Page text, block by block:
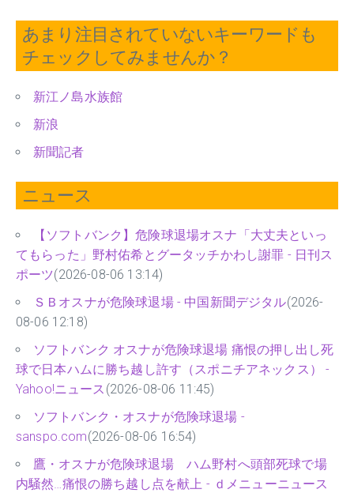
あまり注目されていないキーワードも
チェックしてみませんか？
新江ノ島水族館
新浪
新聞記者
ニュース
【ソフトバンク】危険球退場オスナ「大丈夫といっ
てもらった」野村佑希とグータッチかわし謝罪 - 日刊ス
ポーツ(2026-08-06 13:14)
ＳＢオスナが危険球退場 - 中国新聞デジタル(2026-
08-06 12:18)
ソフトバンク オスナが危険球退場 痛恨の押し出し死
球で日本ハムに勝ち越し許す（スポニチアネックス） -
Yahoo!ニュース (2026-08-06 11:45)
ソフトバンク・オスナが危険球退場 -
sanspo.com(2026-08-06 16:54)
鷹・オスナが危険球退場 ハム野村へ頭部死球で場
内騒然…痛恨の勝ち越し点を献上 - ｄメニューニュース